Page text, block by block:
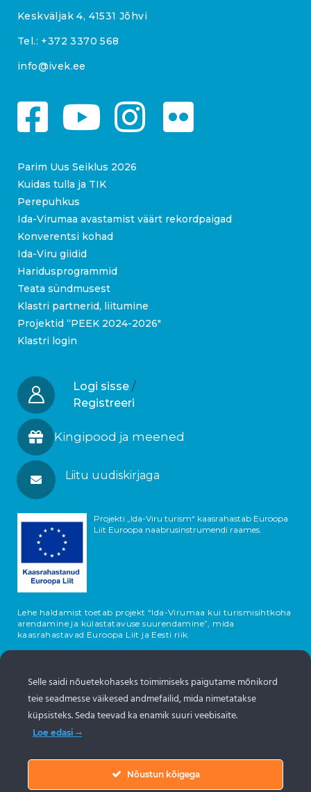
Keskväljak 4, 41531 Jõhvi
Tel.: +372 3370 568
info@ivek.ee
Parim Uus Seiklus 2026
Kuidas tulla ja TIK
Perepuhkus
Ida-Virumaa avastamist väärt rekordpaigad
Konverentsi kohad
Ida-Viru giidid
Haridusprogrammid
Teata sündmusest
Klastri partnerid, liitumine
Projektid “PEEK 2024-2026″
Klastri login
Logi sisse /
Registreeri
Kingipood ja meened
Liitu uudiskirjaga
Projekti „Ida-Viru turism“ kaasrahastab Euroopa
Liit Euroopa naabrusinstrumendi raames.
Lehe haldamist toetab projekt “Ida-Virumaa kui turismisihtkoha
arendamine ja külastatavuse suurendamine”, mida
kaasrahastavad Euroopa Liit ja Eesti riik.
Selle saidi nõuetekohaseks toimimiseks paigutame mõnikord
teie seadmesse väikesed andmefailid, mida nimetatakse
küpsisteks. Seda teevad ka enamik suuri veebisaite.
Loe edasi
Nõustun kõigega